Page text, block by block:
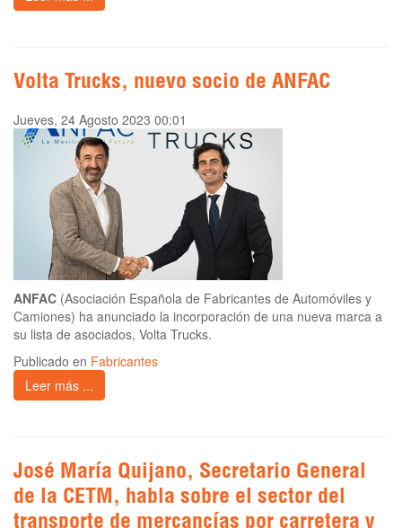
Volta Trucks, nuevo socio de ANFAC
Jueves, 24 Agosto 2023 00:01
ANFAC (Asociación Española de Fabricantes de Automóviles y
Camiones) ha anunciado la incorporación de una nueva marca a
su lista de asociados, Volta Trucks.
Publicado en Fabricantes
Leer más ...
José María Quijano, Secretario General
de la CETM, habla sobre el sector del